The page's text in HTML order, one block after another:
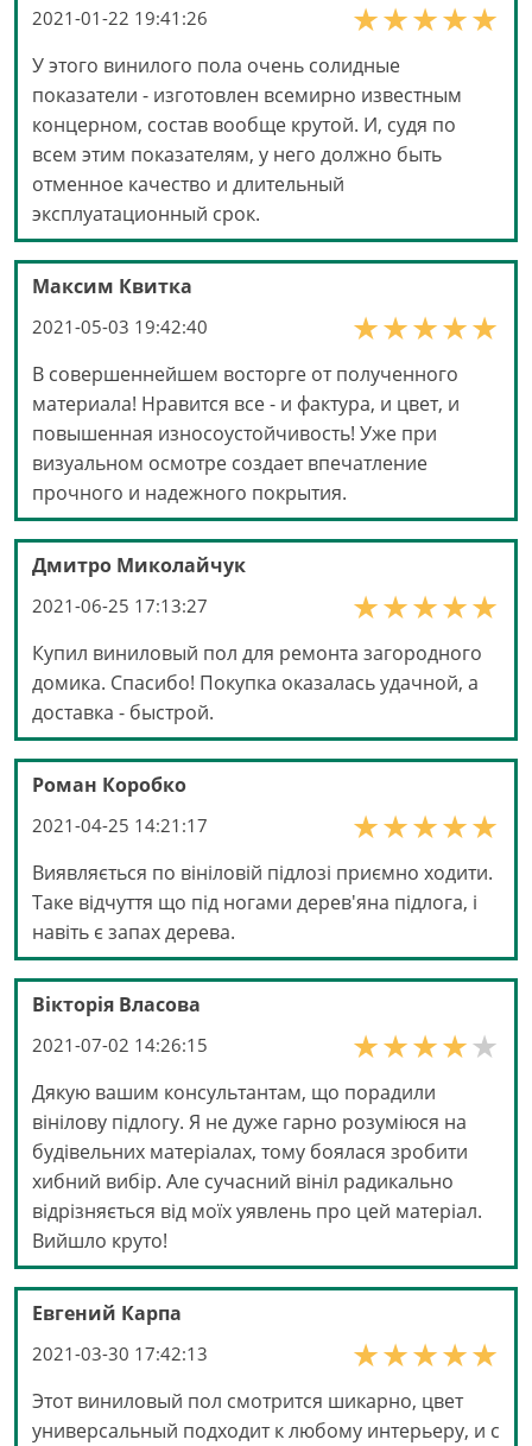
2021-01-22 19:41:26
У этого винилого пола очень солидные
показатели - изготовлен всемирно известным
концерном, состав вообще крутой. И, судя по
всем этим показателям, у него должно быть
отменное качество и длительный
эксплуатационный срок.
Максим Квитка
2021-05-03 19:42:40
В совершеннейшем восторге от полученного
материала! Нравится все - и фактура, и цвет, и
повышенная износоустойчивость! Уже при
визуальном осмотре создает впечатление
прочного и надежного покрытия.
Дмитро Миколайчук
2021-06-25 17:13:27
Купил виниловый пол для ремонта загородного
домика. Спасибо! Покупка оказалась удачной, а
доставка - быстрой.
Роман Коробко
2021-04-25 14:21:17
Виявляється по вініловій підлозі приємно ходити.
Таке відчуття що під ногами дерев'яна підлога, і
навіть є запах дерева.
Вікторія Власова
2021-07-02 14:26:15
Дякую вашим консультантам, що порадили
вінілову підлогу. Я не дуже гарно розуміюся на
будівельних матеріалах, тому боялася зробити
хибний вибір. Але сучасний вініл радикально
відрізняється від моїх уявлень про цей матеріал.
Вийшло круто!
Евгений Карпа
2021-03-30 17:42:13
Этот виниловый пол смотрится шикарно, цвет
универсальный подходит к любому интерьеру, и с